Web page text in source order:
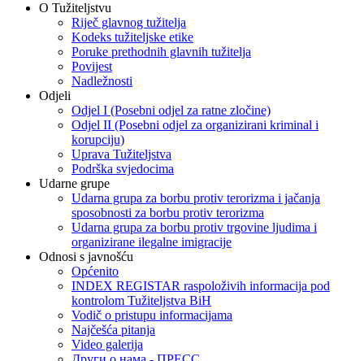
O Tužiteljstvu
Riječ glavnog tužitelja
Kodeks tužiteljske etike
Poruke prethodnih glavnih tužitelja
Povijest
Nadležnosti
Odjeli
Odjel I (Posebni odjel za ratne zločine)
Odjel II (Posebni odjel za organizirani kriminal i
korupciju)
Uprava Tužiteljstva
Podrška svjedocima
Udarne grupe
Udarna grupa za borbu protiv terorizma i jačanja
sposobnosti za borbu protiv terorizma
Udarna grupa za borbu protiv trgovine ljudima i
organizirane ilegalne imigracije
Odnosi s javnošću
Općenito
INDEX REGISTAR raspoloživih informacija pod
kontrolom Tužiteljstva BiH
Vodič o pristupu informacijama
Najčešća pitanja
Video galerija